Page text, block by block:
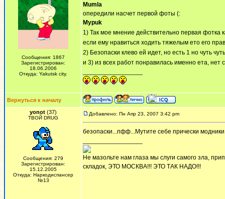
Сообщения: 1867
Зарегистрирован:
18.06.2006
Откуда: Yakutsk city.
Mumla
опередили насчет первой фоты (:
Mypuk
1) Так мое мнение действительно первая фотка
если ему нравиться ходить тяжелым ето его
2) Безопаски клево ей идет, но есть 1 но чуть
и 3) из всех работ понравилась именно ета, нет
Вернуться к началу
yonot (37)
ТВОЙ DRUG
Сообщения: 279
Зарегистрирован:
15.12.2005
Откуда: Наркодиспансер
№13
Добавлено: Пн Апр 23, 2007 3:42 pm
безопаски...пфф...Мутите себе прически
Не мазольте нам глаза мы слуги самого зла,
складок, ЭТО МОСКВА!!! ЭТО ТАК НАДО!!!